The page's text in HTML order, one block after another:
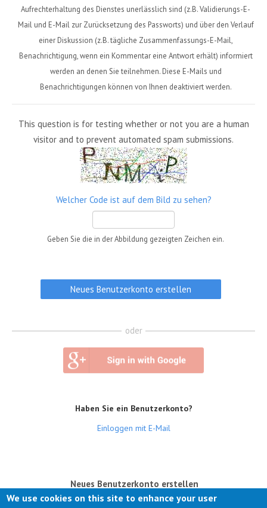
Aufrechterhaltung des Dienstes unerlässlich sind (z.B. Validierungs-E-
Mail und E-Mail zur Zurücksetzung des Passworts) und über den Verlauf
einer Diskussion (z.B. tägliche Zusammenfassungs-E-Mail,
Benachrichtigung, wenn ein Kommentar eine Antwort erhält) informiert
werden an denen Sie teilnehmen. Diese E-Mails und
Benachrichtigungen können von Ihnen deaktiviert werden.
This question is for testing whether or not you are a human
visitor and to prevent automated spam submissions.
Welcher Code ist auf dem Bild zu sehen?
Geben Sie die in der Abbildung gezeigten Zeichen ein.
oder
Haben Sie ein Benutzerkonto?
Einloggen mit E-Mail
Neues Benutzerkonto erstellen
We use cookies on this site to enhance your user